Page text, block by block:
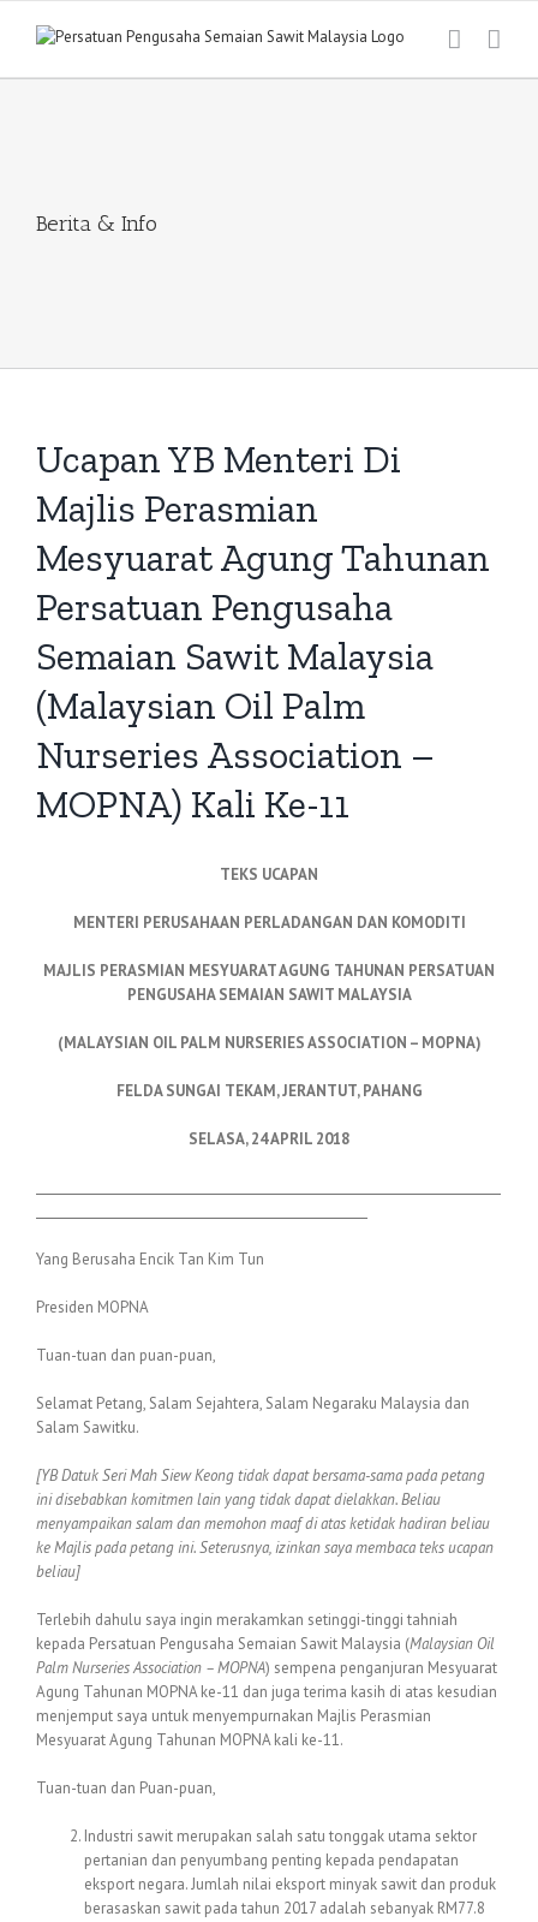
Berita & Info
Ucapan YB Menteri Di
Majlis Perasmian
Mesyuarat Agung Tahunan
Persatuan Pengusaha
Semaian Sawit Malaysia
(Malaysian Oil Palm
Nurseries Association –
MOPNA) Kali Ke-11
TEKS UCAPAN
MENTERI PERUSAHAAN PERLADANGAN DAN KOMODITI
MAJLIS PERASMIAN MESYUARAT AGUNG TAHUNAN PERSATUAN
PENGUSAHA SEMAIAN SAWIT MALAYSIA
(MALAYSIAN OIL PALM NURSERIES ASSOCIATION – MOPNA)
FELDA SUNGAI TEKAM, JERANTUT, PAHANG
SELASA, 24 APRIL 2018
Yang Berusaha Encik Tan Kim Tun
Presiden MOPNA
Tuan-tuan dan puan-puan,
Selamat Petang, Salam Sejahtera, Salam Negaraku Malaysia dan
Salam Sawitku.
[YB Datuk Seri Mah Siew Keong tidak dapat bersama-sama pada petang
ini disebabkan komitmen lain yang tidak dapat dielakkan. Beliau
menyampaikan salam dan memohon maaf di atas ketidak hadiran beliau
ke Majlis pada petang ini. Seterusnya, izinkan saya membaca teks ucapan
beliau]
Terlebih dahulu saya ingin merakamkan setinggi-tinggi tahniah
kepada Persatuan Pengusaha Semaian Sawit Malaysia (Malaysian Oil
Palm Nurseries Association – MOPNA) sempena penganjuran Mesyuarat
Agung Tahunan MOPNA ke-11 dan juga terima kasih di atas kesudian
menjemput saya untuk menyempurnakan Majlis Perasmian
Mesyuarat Agung Tahunan MOPNA kali ke-11.
Tuan-tuan dan Puan-puan,
Industri sawit merupakan salah satu tonggak utama sektor
pertanian dan penyumbang penting kepada pendapatan
eksport negara. Jumlah nilai eksport minyak sawit dan produk
berasaskan sawit pada tahun 2017 adalah sebanyak RM77.8